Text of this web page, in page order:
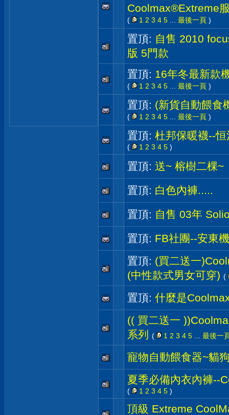
Coolmax®Extreme
( 1 2 3 4 5 最後一頁 )
置頂: 自售 2010
版 5門款
置頂: 16年冬最新款
( 1 2 3 4 5 最後一頁 )
置頂: (新貨自動餵食
( 1 2 3 4 5 最後一頁 )
置頂: 杜邦保暖襪--
( 1 2 3 4 5 )
置頂: 送~ 榕樹二棵~
置頂: 白色內褲.....
置頂: 自售 03年
置頂: FB社團--安東
置頂: (買二送一
(中性款式男女可穿) (
置頂: 什麼是
(( 買二送一
系列
( 1 2 3 4 5 最後一
寵物自動餵食器~貓
夏季必備內衣內褲--
( 1 2 3 4 5 )
頂級 Extreme